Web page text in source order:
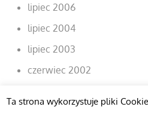
lipiec 2006
lipiec 2004
lipiec 2003
czerwiec 2002
Ta strona wykorzystuje pliki